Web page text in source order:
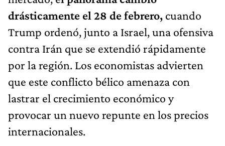
drásticamente el 28 de febrero, cuando
Trump ordenó, junto a Israel, una ofensiva
contra Irán que se extendió rápidamente
por la región. Los economistas advierten
que este conflicto bélico amenaza con
lastrar el crecimiento económico y
provocar un nuevo repunte en los precios
internacionales.